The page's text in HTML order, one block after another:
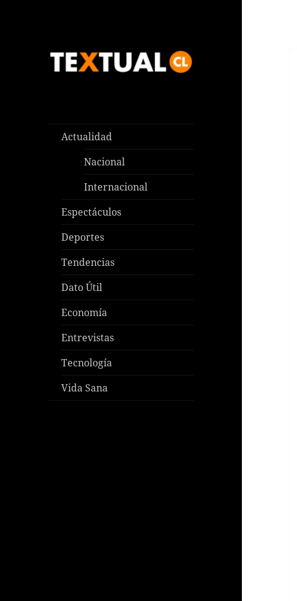
Actualidad
Nacional
Internacional
Espectáculos
Deportes
Tendencias
Dato Útil
Economía
Entrevistas
Tecnología
Vida Sana